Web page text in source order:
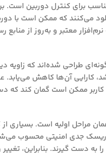
برای کنترل دوربین است.
می‌کنند که ممکن است با
معتبر و به‌روز از منابع
کارایی آن‌ها کاهش می‌یابد.
کاربر ممکن است گمان کند که
مراحل اولیه است. بسیاری
جدی امنیتی محسوب
دست گیرند. بنابراین،